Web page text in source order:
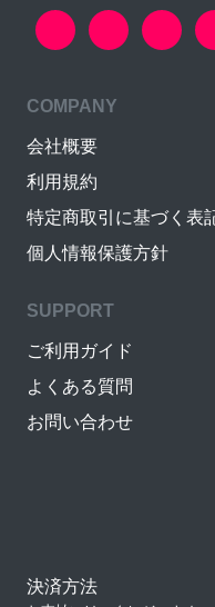
COMPANY
会社概要
利用規約
特定商取引に基づく表
個人情報保護方針
SUPPORT
ご利用ガイド
よくある質問
お問い合わせ
決済方法